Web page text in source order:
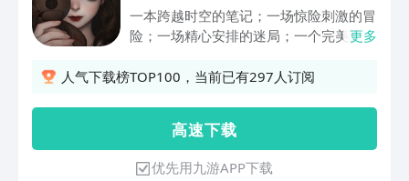
一本跨越时空的笔记；一场惊险刺激的冒
险；一场精心安排的迷局；一个完美无缺
当你相信之际，就是落入圈套之时。黑暗
无处找寻。
更多
人气下载榜TOP100，当前已有297人订阅
高 速 下 载
优先用九游APP下载